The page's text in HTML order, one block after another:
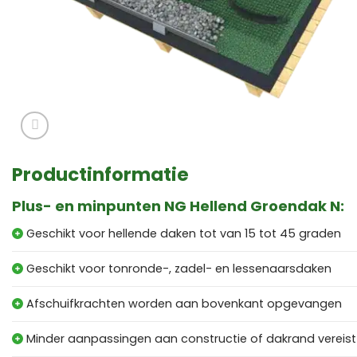
Productinformatie
Plus- en minpunten NG Hellend Groendak N:
Geschikt voor hellende daken tot van 15 tot 45 graden
Geschikt voor tonronde-, zadel- en lessenaarsdaken
Afschuifkrachten worden aan bovenkant opgevangen
Minder aanpassingen aan constructie of dakrand vereist